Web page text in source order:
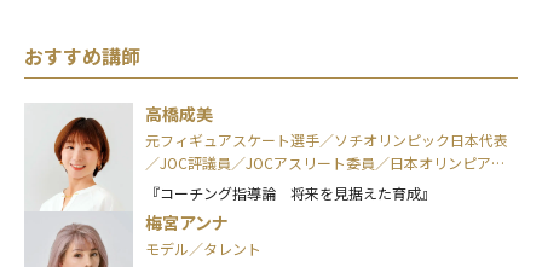
おすすめ講師
高橋成美
元フィギュアスケート選手／ソチオリンピック日本代表
／JOC評議員／JOCアスリート委員／日本オリンピアン
ズ協会(OAJ)理事
『コーチング指導論 将来を見据えた育成』
梅宮アンナ
モデル／タレント